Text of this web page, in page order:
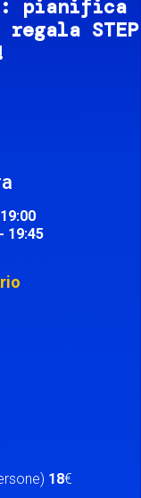
pianifica
STEP
19:45
18€